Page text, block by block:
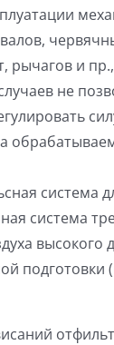
рычагов и
не
система
система
высокого
подготовки